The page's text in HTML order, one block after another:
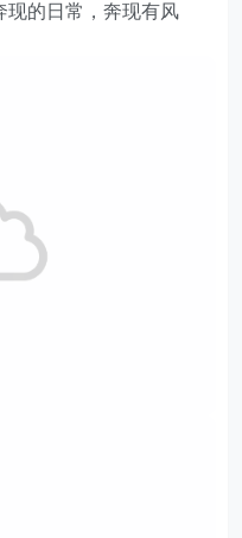
现的日常，奔现有风